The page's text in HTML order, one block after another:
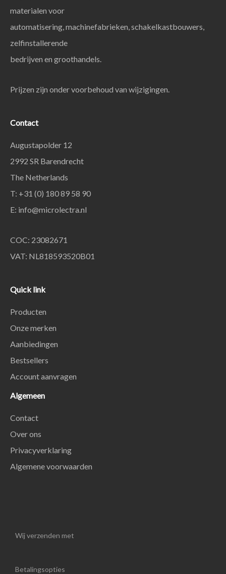
materialen voor
automatisering, machinefabrieken, schakelkastbouwers,
zelfinstallerende
bedrijven en groothandels.
Prijzen zijn onder voorbehoud van wijzigingen.
Contact
Augustapolder 12
2992 SR Barendrecht
The Netherlands
T: +31 (0) 180 89 58 90
E: info@microlectra.nl
COC: 23082671
VAT: NL818593520B01
Quick link
Producten
Onze merken
Aanbiedingen
Bestsellers
Account aanvragen
Algemeen
Contact
Over ons
Privacyverklaring
Algemene voorwaarden
Wij verzenden met
Betalingsopties